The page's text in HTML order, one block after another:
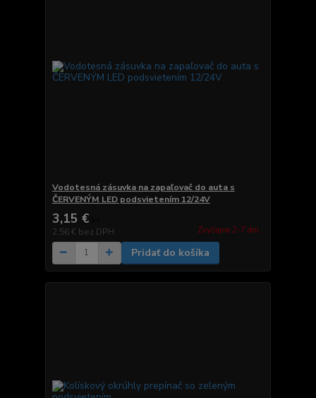
Vodotesná zásuvka na zapaľovač do auta s
ČERVENÝM LED podsvietením 12/24V
3,15 €
2,56 € bez DPH Zvyčajne 2-7 dni.
Pridať do košíka